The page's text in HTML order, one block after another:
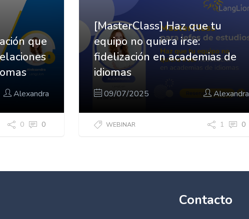
que
Alexandra
0 0
[MasterClass] Haz que tu
equipo no quiera irse:
fidelización en academias de
idiomas
09/07/2025 Alexandra
WEBINAR 1 0
Contacto